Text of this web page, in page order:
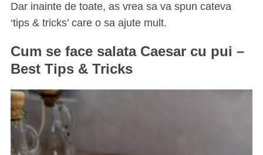
Dar inainte de toate, as vrea sa va spun cateva
‘tips & tricks’ care o sa ajute mult.
Cum se face salata Caesar cu pui –
Best Tips & Tricks